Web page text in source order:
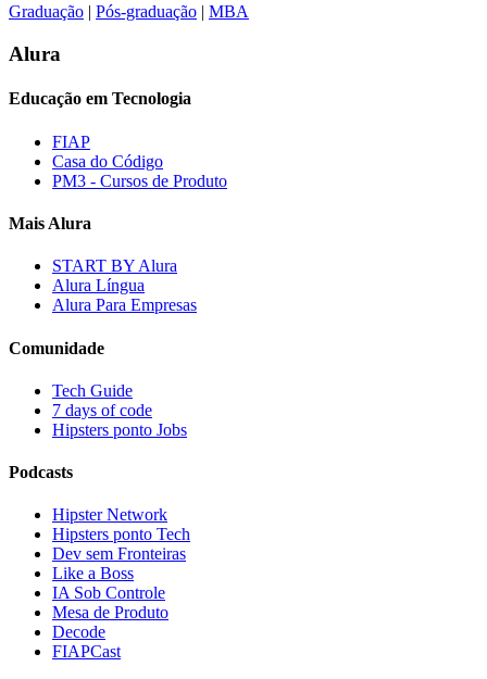
Graduação Pós-graduação MBA
Alura
Educação em Tecnologia
FIAP
Casa do Código
PM3 - Cursos de Produto
Mais Alura
START BY Alura
Alura Língua
Alura Para Empresas
Comunidade
Tech Guide
7 days of code
Hipsters ponto Jobs
Podcasts
Hipster Network
Hipsters ponto Tech
Dev sem Fronteiras
Like a Boss
IA Sob Controle
Mesa de Produto
Decode
FIAPCast